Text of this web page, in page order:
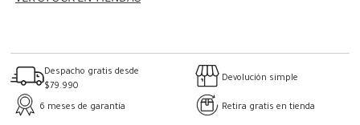
Despacho gratis desde
$79.990
Devolución simple
6 meses de garantía Retira gratis en tienda